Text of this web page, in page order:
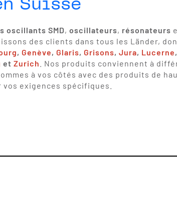
oscillants SMD, oscillateurs, résonateurs
des clients dans tous les Länder,
, Genève, Glaris, Grisons, Jura, Lucerne,
et Zurich . Nos produits conviennent à
à vos côtés avec des produits de
exigences spécifiques.